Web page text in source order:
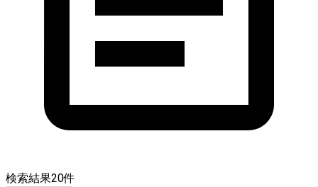
検索結果20件